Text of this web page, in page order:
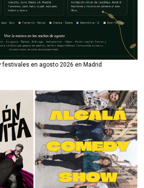
festivales en agosto 2026 en Madrid